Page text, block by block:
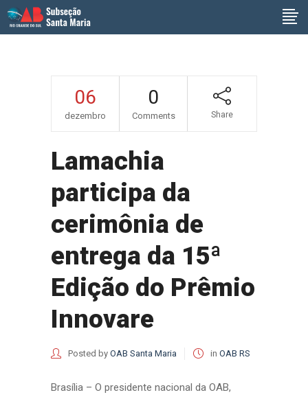
06
dezembro
0
Comments Share
Lamachia
participa da
cerimônia de
entrega da 15ª
Edição do Prêmio
Innovare
Posted by OAB Santa Maria in OAB RS
Brasília – O presidente nacional da OAB,